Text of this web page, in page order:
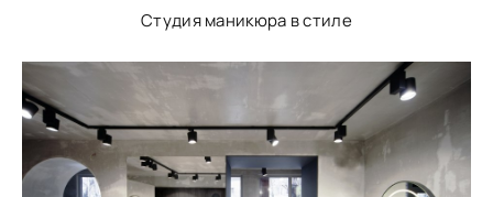
Студия маникюра в стиле